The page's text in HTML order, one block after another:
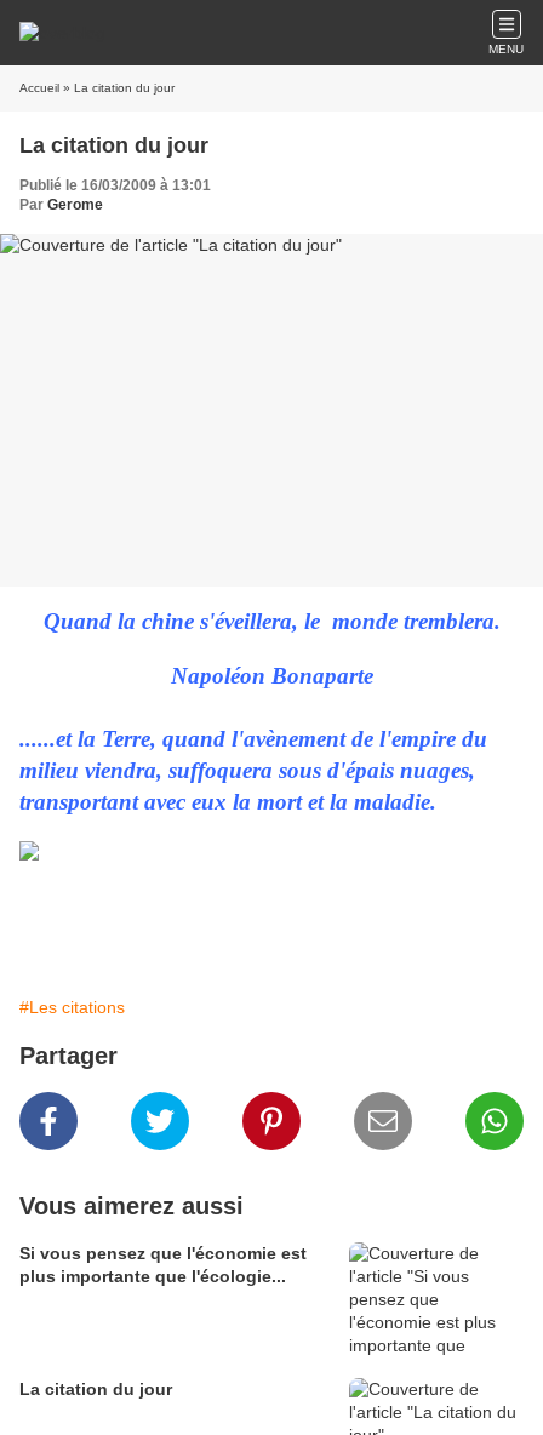
MENU
Accueil » La citation du jour
La citation du jour
Publié le 16/03/2009 à 13:01
Par Gerome
Quand la chine s'éveillera, le monde tremblera.
Napoléon Bonaparte
......et la Terre, quand l'avènement de l'empire du
milieu viendra, suffoquera sous d'épais nuages,
transportant avec eux la mort et la maladie.
#Les citations
Partager
Vous aimerez aussi
Si vous pensez que l'économie est
plus importante que l'écologie...
La citation du jour